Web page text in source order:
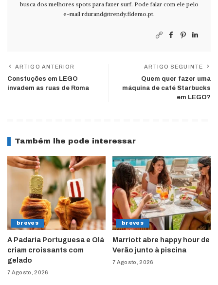
busca dos melhores spots para fazer surf. Pode falar com ele pelo
e-mail rdurand@trendy.fidemo.pt.
ARTIGO ANTERIOR
Constuções em LEGO
invadem as ruas de Roma
ARTIGO SEGUINTE
Quem quer fazer uma
máquina de café Starbucks
em LEGO?
Também lhe pode interessar
breves
A Padaria Portuguesa e Olá
criam croissants com
gelado
7 Agosto, 2026
breves
Marriott abre happy hour de
Verão junto à piscina
7 Agosto, 2026